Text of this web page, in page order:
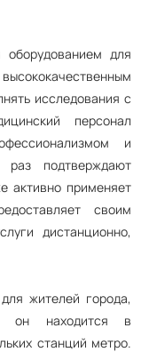
для
исследования с
персонал
и
подтверждают
активно применяет
своим
дистанционно,
жителей города,
находится в
станций метро.